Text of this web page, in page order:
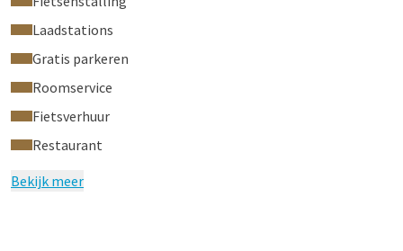
Laadstations
Gratis parkeren
Roomservice
Fietsverhuur
Restaurant
Bekijk meer